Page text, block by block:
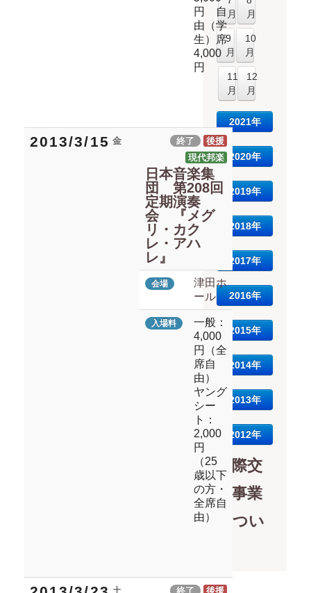
円 自
由（学
生）席
4,000
円
2013/3/15 金 終了
後援
現代邦楽
日本音楽集
団 第208回
定期演奏
会 『メグ
リ・カク
レ・アハ
レ』
会場
津田ホ
ール
入場料
一般：
4,000
円（全
席自
由）
ヤング
シー
ト：
2,000
円
（25
歳以下
の方・
全席自
由）
土 終了 後援
月
月
9
月
10
月
11
月
12
月
2021年
2020年
2019年
2018年
2017年
2016年
2015年
2014年
2013年
2012年
国際交
流事業
につい